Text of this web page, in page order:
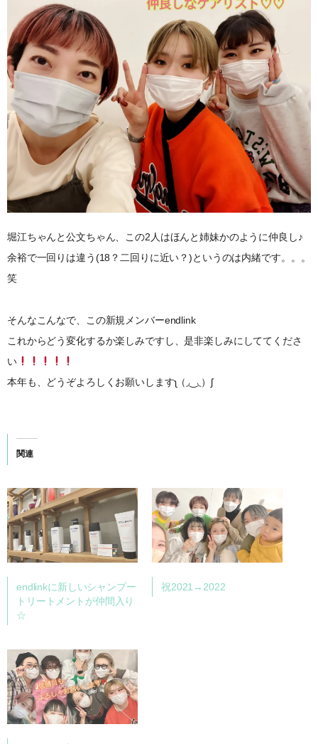
堀江ちゃんと公文ちゃん、この2人はほんと姉妹かのように仲良し♪
余裕で一回りは違う(18？二回りに近い？)というのは内緒です。。。
笑
そんなこんなで、この新規メンバーendlink
これからどう変化するか楽しみですし、是非楽しみにしててくださ
い
本年も、どうぞよろしくお願いしますʅ（◞‿◟）ʃ
関連
endlinkに新しいシャンプー
トリートメントが仲間入り
☆
祝2021→2022